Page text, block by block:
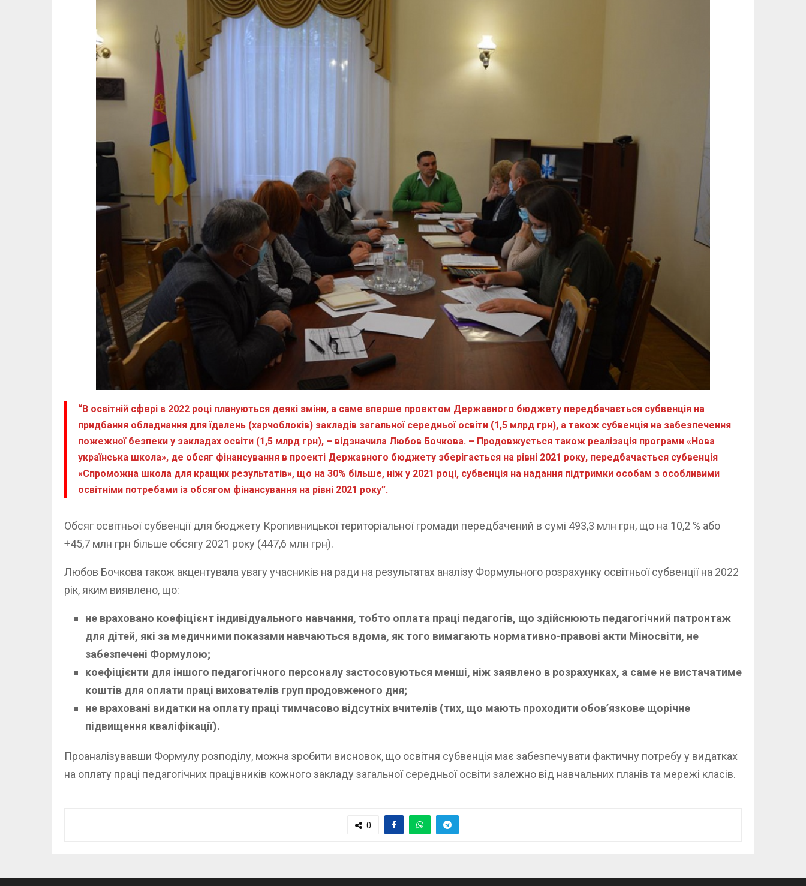
“В освітній сфері в 2022 році плануються деякі зміни, а саме вперше проектом Державного бюджету передбачається субвенція на
придбання обладнання для їдалень (харчоблоків) закладів загальної середньої освіти (1,5 млрд грн), а також субвенція на забезпечення
пожежної безпеки у закладах освіти (1,5 млрд грн), – відзначила Любов Бочкова. – Продовжується також реалізація програми «Нова
українська школа», де обсяг фінансування в проекті Державного бюджету зберігається на рівні 2021 року, передбачається субвенція
«Спроможна школа для кращих результатів», що на 30% більше, ніж у 2021 році, субвенція на надання підтримки особам з особливими
освітніми потребами із обсягом фінансування на рівні 2021 року”.
Обсяг освітньої субвенції для бюджету Кропивницької територіальної громади передбачений в сумі 493,3 млн грн, що на 10,2 % або
+45,7 млн грн більше обсягу 2021 року (447,6 млн грн).
Любов Бочкова також акцентувала увагу учасників на ради на результатах аналізу Формульного розрахунку освітньої субвенції на 2022
рік, яким виявлено, що:
не враховано коефіцієнт індивідуального навчання, тобто оплата праці педагогів, що здійснюють педагогічний патронтаж
для дітей, які за медичними показами навчаються вдома, як того вимагають нормативно-правові акти Міносвіти, не
забезпечені Формулою;
коефіцієнти для іншого педагогічного персоналу застосовуються менші, ніж заявлено в розрахунках, а саме не вистачатиме
коштів для оплати праці вихователів груп продовженого дня;
не враховані видатки на оплату праці тимчасово відсутніх вчителів (тих, що мають проходити обов’язкове щорічне
підвищення кваліфікації).
Проаналізувавши Формулу розподілу, можна зробити висновок, що освітня субвенція має забезпечувати фактичну потребу у видатках
на оплату праці педагогічних працівників кожного закладу загальної середньої освіти залежно від навчальних планів та мережі класів.
0